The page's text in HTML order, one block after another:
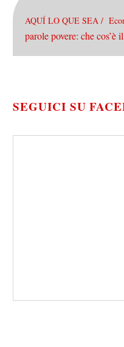
AQUÍ LO QUE SEA /
parole povere: che cos’è
SEGUICI SU